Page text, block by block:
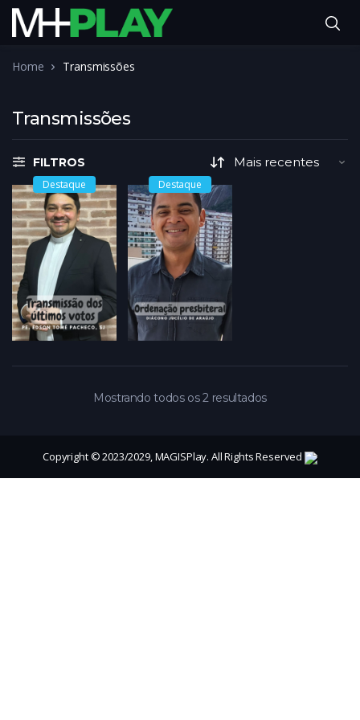
Home Transmissões
Transmissões
FILTROS
Destaque Destaque
Mostrando todos os 2 resultados
Copyright © 2023/2029, MAGISPlay. All Rights Reserved